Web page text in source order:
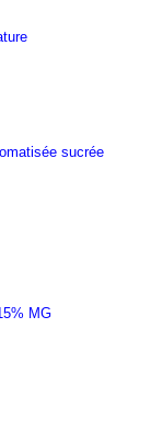
sucrée
MG